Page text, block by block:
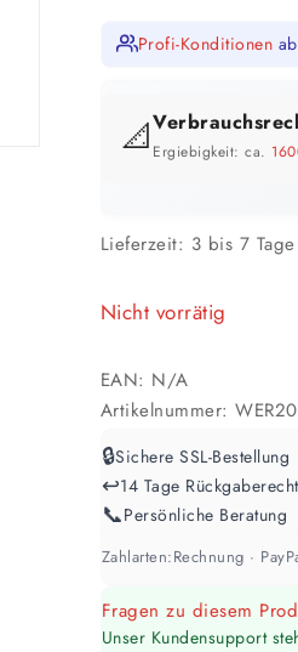
Profi-Konditionen
📐 Ergiebigkeit: ca.
📏 Ihre Fläche
Werte sind Richtwerte und
Lieferzeit: 3 bis 7 Tage
Nicht vorrätig
EAN: N/A
Artikelnummer:
🔒Sichere SSL-Bestellung
↩️14 Tage Rückgaberecht
📞Persönliche Beratung
Zahlarten:Rechnung ·
Fragen zu diesem
Unser Kundensupport